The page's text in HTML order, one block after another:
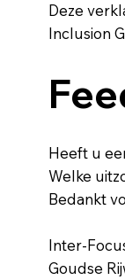
Deze
Inclusion
Heeft u
Welke
Bedankt
Inter-
Goudse